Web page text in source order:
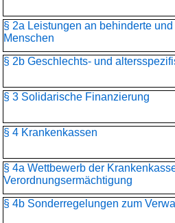
§ 2a Leistungen an behinderte
Menschen
§ 2b Geschlechts- und
§ 3 Solidarische Finanzierung
§ 4 Krankenkassen
§ 4a Wettbewerb der
Verordnungsermächtigung
§ 4b Sonderregelungen zum